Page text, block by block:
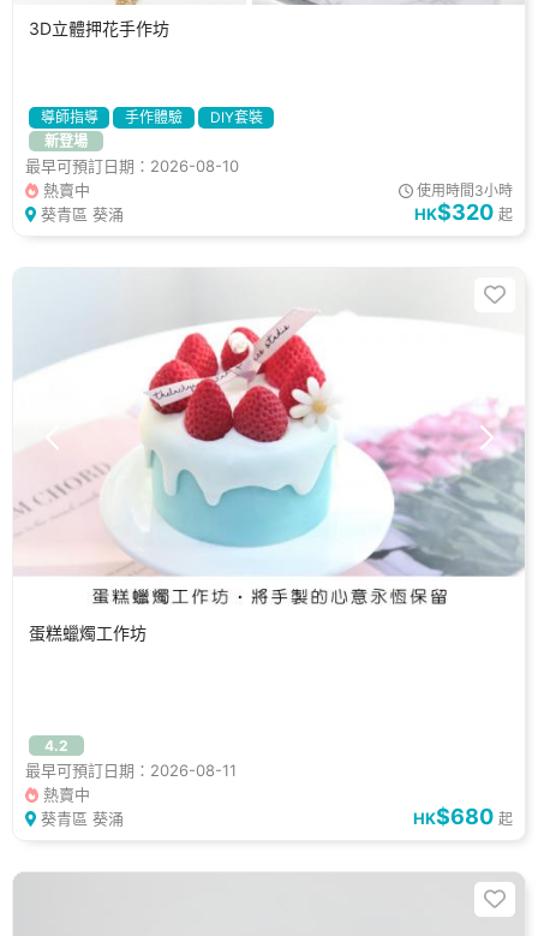
3D立體押花手作坊
導師指導 手作體驗
DIY套裝
新登場
最早可預訂日期：2026-08-10
熱賣中
葵青區 葵涌
使用時間3小時
HK$320 起
蛋糕蠟燭工作坊
4.2
最早可預訂日期：2026-08-11
熱賣中
葵青區 葵涌
HK$680 起